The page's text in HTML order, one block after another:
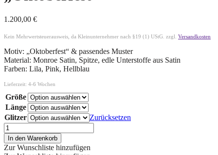
1.200,00 €
Kein Mehrwertsteuerausweis, da Kleinunternehmer nach §19 (1) UStG. zzgl. Versandkosten
Motiv: „Oktoberfest“ & passendes Muster
Material: Monroe Satin, Spitze, edle Unterstoffe aus Satin
Farben: Lila, Pink, Hellblau
Lieferzeit: 4-6 Wochen
Größe
Länge
Glitzer
Zurücksetzen
In den Warenkorb
Zur Wunschliste hinzufügen